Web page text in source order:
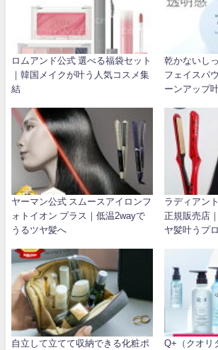
ロムアンド公式 選べる福袋セット
｜韓国メイクが叶う人気コスメ集
結
乾かないし
フェイスパ
ーンアップ
ヤーマン公式 スムースアイロンフ
ォトイオン プラス｜低温2wayで
うるツヤ髪へ
ラディアン
正規販売店
ヤ髪叶うプ
自立して立てて収納できる化粧ポ
Q+（クオリ